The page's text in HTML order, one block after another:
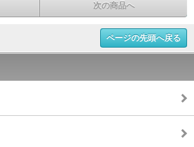
次の商品へ
ページの先頭へ戻る